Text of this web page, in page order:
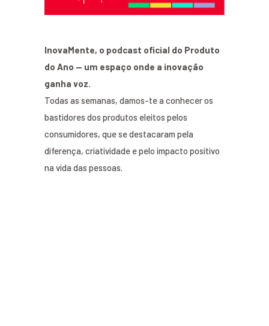
InovaMente, o podcast oficial do Produto
do Ano — um espaço onde a inovação
ganha voz.
Todas as semanas, damos-te a conhecer os
bastidores dos produtos eleitos pelos
consumidores, que se destacaram pela
diferença, criatividade e pelo impacto positivo
na vida das pessoas.